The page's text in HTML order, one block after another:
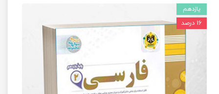
یازدهم
۱۶ درصد